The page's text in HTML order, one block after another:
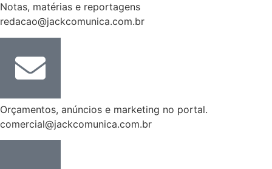
Notas, matérias e reportagens
redacao@jackcomunica.com.br
Orçamentos, anúncios e marketing no portal.
comercial@jackcomunica.com.br